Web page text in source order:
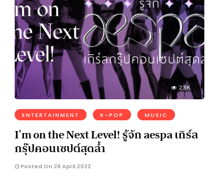
2.8K
ENTERTAINMENT K-POP MUSIC
I’m on the Next Level! รู้จัก aespa เกิร์ล
กรุ๊ปคอนเซปต์สุดล้ำ
Posted On 26 April 2022